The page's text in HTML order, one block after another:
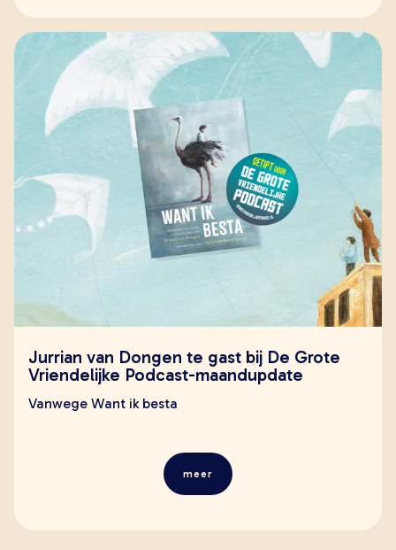
Jurrian van Dongen te gast bij De Grote
Vriendelijke Podcast-maandupdate
Vanwege Want ik besta
meer